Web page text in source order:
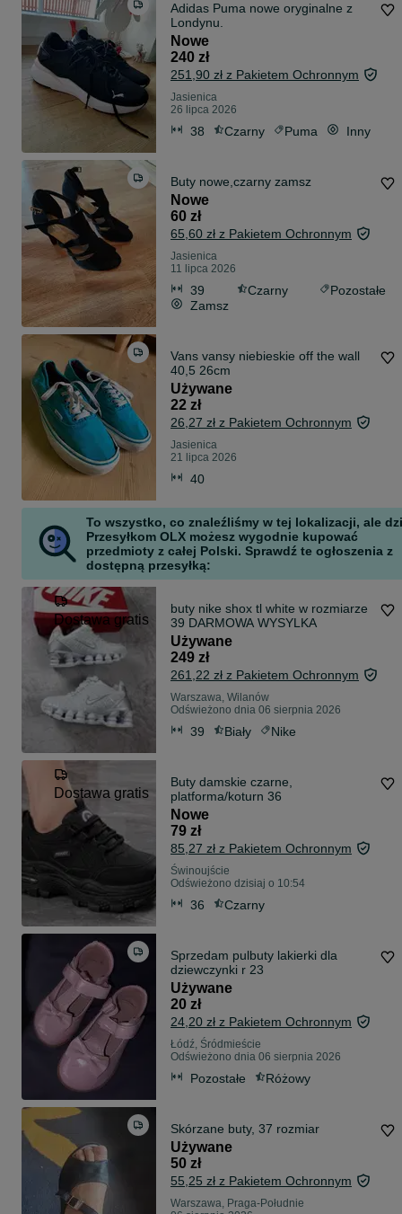
Adidas Puma nowe oryginalne z
Londynu.
Nowe
240 zł
251,90 zł z Pakietem Ochronnym
Jasienica
26 lipca 2026
38 Czarny Puma Inny
Buty nowe,czarny zamsz
Nowe
60 zł
65,60 zł z Pakietem Ochronnym
Jasienica
11 lipca 2026
39 Czarny
Pozostałe
Zamsz
Vans vansy niebieskie off the wall
40,5 26cm
Używane
22 zł
26,27 zł z Pakietem Ochronnym
Jasienica
21 lipca 2026
40
To wszystko, co znaleźliśmy w tej lokalizacji, ale
Przesyłkom OLX możesz wygodnie kupować
przedmioty z całej Polski. Sprawdź te ogłoszenia z
dostępną przesyłką:
Dostawa gratis
buty nike shox tl white w rozmiarze
39 DARMOWA WYSYLKA
Używane
249 zł
261,22 zł z Pakietem Ochronnym
Warszawa, Wilanów
Odświeżono dnia 06 sierpnia 2026
39 Biały Nike
Dostawa gratis
Buty damskie czarne,
platforma/koturn 36
Nowe
79 zł
85,27 zł z Pakietem Ochronnym
Świnoujście
Odświeżono dzisiaj o 10:54
36 Czarny
Sprzedam pulbuty lakierki dla
dziewczynki r 23
Używane
20 zł
24,20 zł z Pakietem Ochronnym
Łódź, Śródmieście
Odświeżono dnia 06 sierpnia 2026
Pozostałe Różowy
Skórzane buty, 37 rozmiar
Używane
50 zł
55,25 zł z Pakietem Ochronnym
Warszawa, Praga-Południe